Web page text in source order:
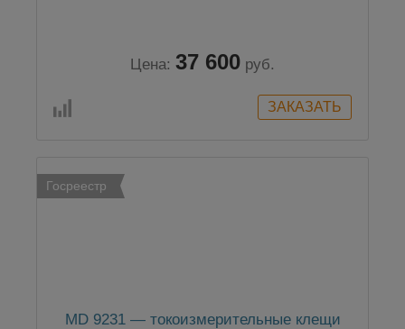
Цена: 37 600 руб.
Госреестр
MD 9231 — токоизмерительные клещи